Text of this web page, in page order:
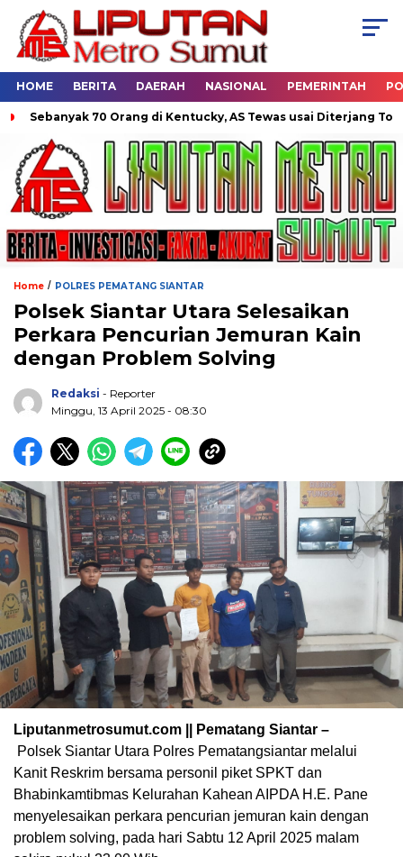
HOME BERITA DAERAH NASIONAL PEMERINTAH
70 Orang di Kentucky, AS Tewas usai Diterjang Tornado
Home / POLRES PEMATANG SIANTAR
Polsek Siantar Utara Selesaikan
Perkara Pencurian Jemuran Kain
dengan Problem Solving
Redaksi - Reporter
Minggu, 13 April 2025 - 08:30
Liputanmetrosumut.com || Pematang Siantar –
Polsek Siantar Utara Polres Pematangsiantar melalui
Kanit Reskrim bersama personil piket SPKT dan
Bhabinkamtibmas Kelurahan Kahean AIPDA H.E. Pane
menyelesaikan perkara pencurian jemuran kain dengan
problem solving, pada hari Sabtu 12 April 2025 malam